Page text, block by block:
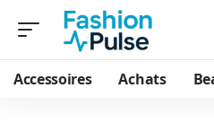
Accessoires Achats